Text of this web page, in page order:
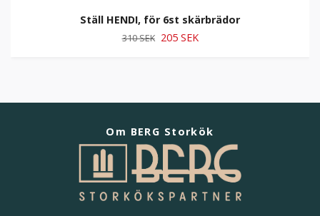
Ställ HENDI, för 6st skärbrädor
310 SEK 205 SEK
Om BERG Storkök